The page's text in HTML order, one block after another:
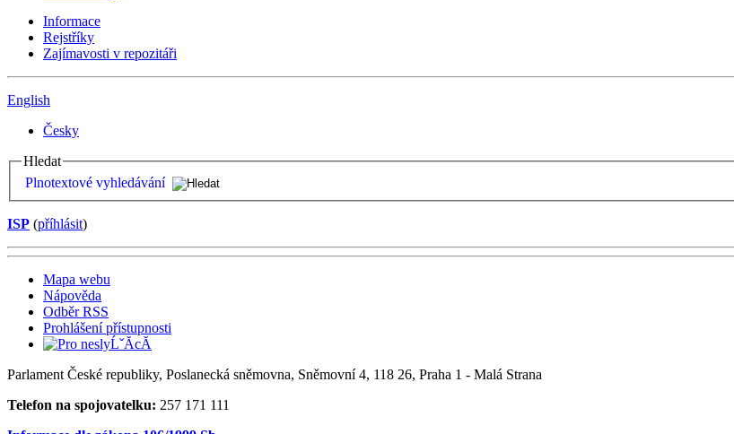
Informace
Rejstříky
Zajímavosti v repozitáři
English
Česky
Hledat
Plnotextové vyhledávání
ISP (příhlásit)
Mapa webu
Nápověda
Odběr RSS
Prohlášení přístupnosti
Parlament České republiky, Poslanecká sněmovna, Sněmovní 4, 118 26, Praha 1 - Malá Strana
Telefon na spojovatelku: 257 171 111